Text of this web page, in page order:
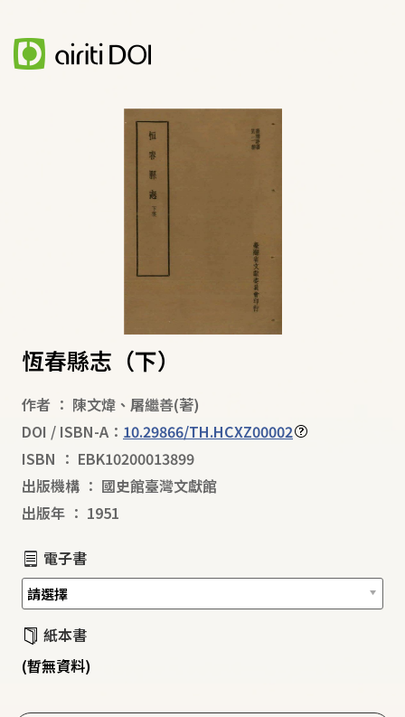
恆春縣志（下）
作者 ： 陳文煒 、 屠繼善(著)
DOI / ISBN-A： 10.29866/TH.HCXZ00002
ISBN ： EBK10200013899
出版機構 ： 國史館臺灣文獻館
出版年 ： 1951
電子書
紙本書
(暫無資料)